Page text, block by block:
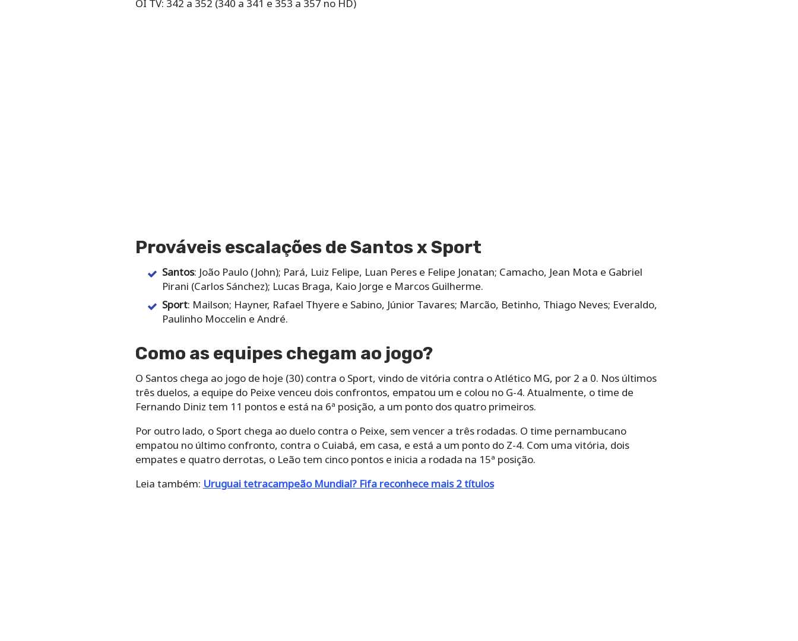
OI TV: 342 a 352 (340 a 341 e 353 a 357 no HD)
Prováveis escalações de Santos x Sport
Santos: João Paulo (John); Pará, Luiz Felipe, Luan Peres e Felipe Jonatan; Camacho, Jean Mota e Gabriel
Pirani (Carlos Sánchez); Lucas Braga, Kaio Jorge e Marcos Guilherme.
Sport: Mailson; Hayner, Rafael Thyere e Sabino, Júnior Tavares; Marcão, Betinho, Thiago Neves; Everaldo,
Paulinho Moccelin e André.
Como as equipes chegam ao jogo?
O Santos chega ao jogo de hoje (30) contra o Sport, vindo de vitória contra o Atlético MG, por 2 a 0. Nos últimos
três duelos, a equipe do Peixe venceu dois confrontos, empatou um e colou no G-4. Atualmente, o time de
Fernando Diniz tem 11 pontos e está na 6ª posição, a um ponto dos quatro primeiros.
Por outro lado, o Sport chega ao duelo contra o Peixe, sem vencer a três rodadas. O time pernambucano
empatou no último confronto, contra o Cuiabá, em casa, e está a um ponto do Z-4. Com uma vitória, dois
empates e quatro derrotas, o Leão tem cinco pontos e inicia a rodada na 15ª posição.
Leia também: Uruguai tetracampeão Mundial? Fifa reconhece mais 2 títulos